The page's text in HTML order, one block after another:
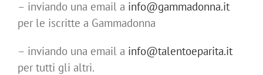
– inviando una email a info@gammadonna.it
per le iscritte a Gammadonna
– inviando una email a info@talentoeparita.it
per tutti gli altri.